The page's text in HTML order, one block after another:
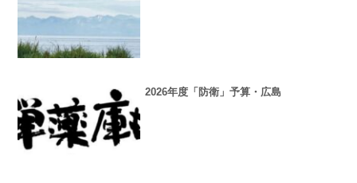
2026年度「防衛」予算・広島